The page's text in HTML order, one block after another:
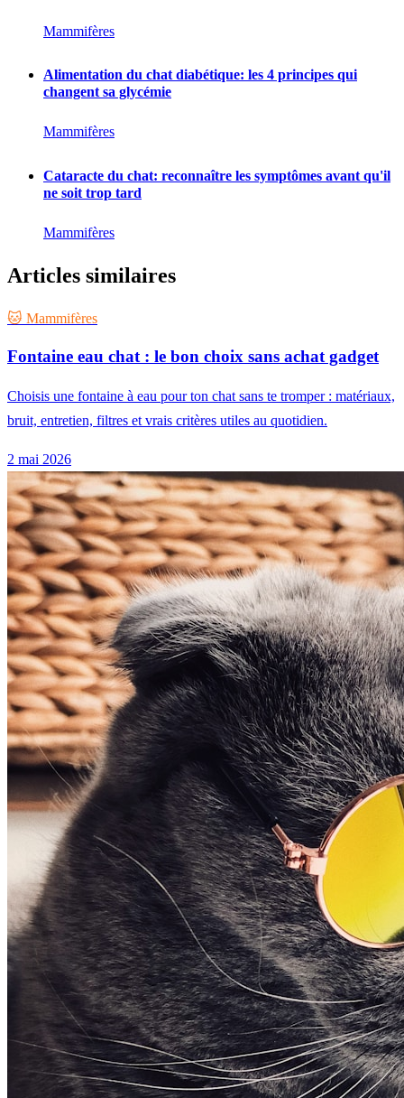
Mammifères
Alimentation du chat diabétique: les 4 principes qui
changent sa glycémie
Mammifères
Cataracte du chat: reconnaître les symptômes avant qu'il
ne soit trop tard
Mammifères
Articles similaires
🐱 Mammifères
Fontaine eau chat : le bon choix sans achat gadget
Choisis une fontaine à eau pour ton chat sans te tromper : matériaux,
bruit, entretien, filtres et vrais critères utiles au quotidien.
2 mai 2026